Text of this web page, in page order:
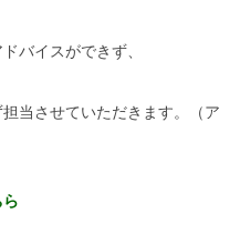
バイスができず、
当させていただきます。（ア